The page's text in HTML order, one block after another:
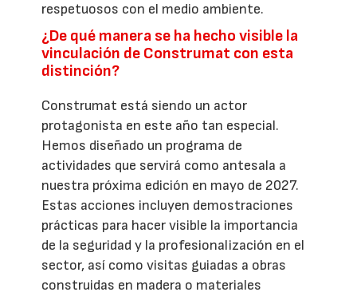
respetuosos con el medio ambiente.
¿De qué manera se ha hecho visible la
vinculación de Construmat con esta
distinción?
Construmat está siendo un actor
protagonista en este año tan especial.
Hemos diseñado un programa de
actividades que servirá como antesala a
nuestra próxima edición en mayo de 2027.
Estas acciones incluyen demostraciones
prácticas para hacer visible la importancia
de la seguridad y la profesionalización en el
sector, así como visitas guiadas a obras
construidas en madera o materiales